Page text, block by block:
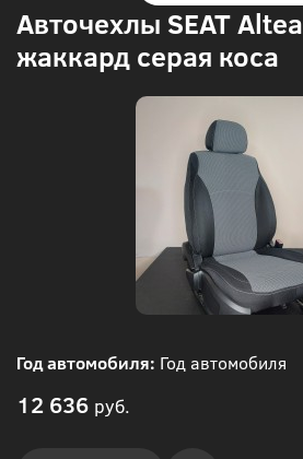
Авточехлы SEAT Altea
жаккард серая коса
Год автомобиля: Год автомобиля
12 636 руб.